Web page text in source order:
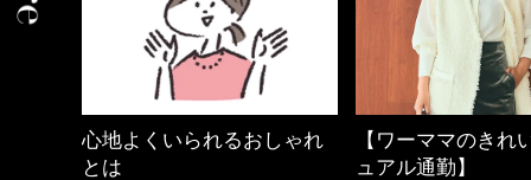
【ワーママのきれいめカジ
ュアル通勤】
40代の小顔メイク